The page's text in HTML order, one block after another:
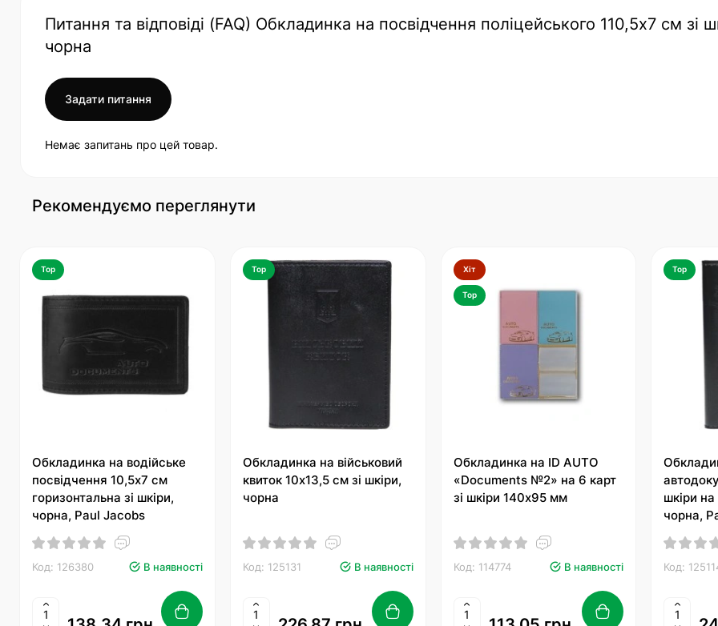
Питання та відповіді (FAQ) Обкладинка на посвідчення поліцейського 110,5х7 см зі
чорна
Задати питання
Немає запитань про цей товар.
Рекомендуємо переглянути
Top
Обкладинка на водійське
посвідчення 10,5х7 см
горизонтальна зі шкіри,
чорна, Paul Jacobs
Код: 126380 В наявності
Top
Обкладинка на військовий
квиток 10х13,5 см зі шкіри,
чорна
Код: 125131 В наявності
Хіт
Top
Обкладинка на ID AUTO
«Documents №2» на 6 карт
зі шкіри 140х95 мм
Код: 114774 В наявності
Top
шкіри
чорна,
Код: